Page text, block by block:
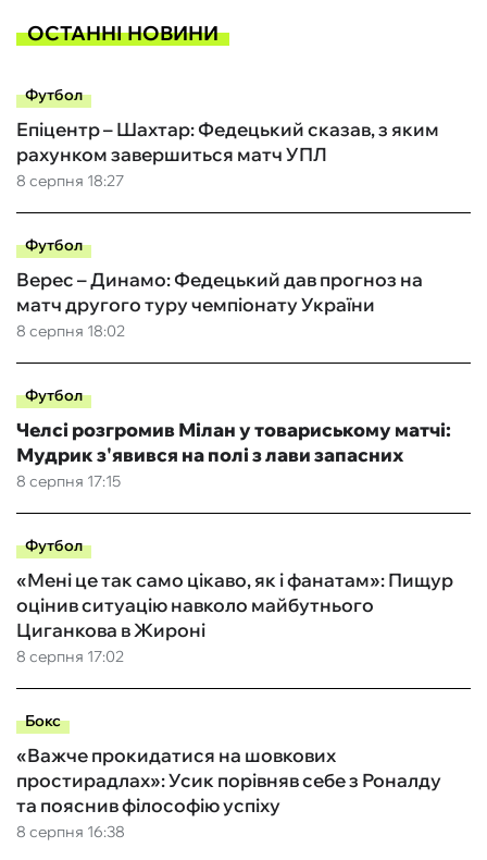
ОСТАННІ НОВИНИ
Футбол
8 серпня 18:27
Епіцентр – Шахтар: Федецький сказав, з яким
рахунком завершиться матч УПЛ
Футбол
8 серпня 18:02
Верес – Динамо: Федецький дав прогноз на
матч другого туру чемпіонату України
Футбол
8 серпня 17:15
Челсі розгромив Мілан у товариському матчі:
Мудрик з'явився на полі з лави запасних
Футбол
8 серпня 17:02
«Мені це так само цікаво, як і фанатам»: Пищур
оцінив ситуацію навколо майбутнього
Циганкова в Жироні
Бокс
8 серпня 16:38
«Важче прокидатися на шовкових
простирадлах»: Усик порівняв себе з Роналду
та пояснив філософію успіху